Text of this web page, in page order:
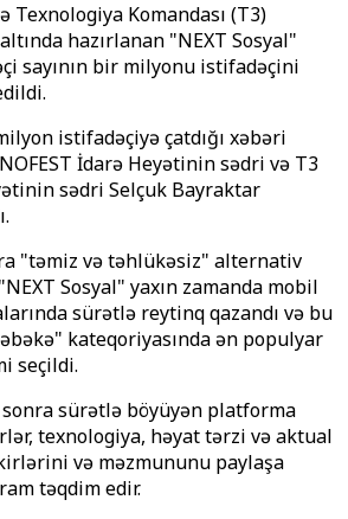
Texnologiya Komandası (T3)
hazırlanan "NEXT Sosyal"
sayının bir milyonu istifadəçini
istifadəçiyə çatdığı xəbəri
İdarə Heyətinin sədri və T3
sədri Selçuk Bayraktar
"təmiz və təhlükəsiz" alternativ
Sosyal" yaxın zamanda mobil
sürətlə reytinq qazandı və bu
kateqoriyasında ən populyar
seçildi.
sonra sürətlə böyüyən platforma
texnologiya, həyat tərzi və aktual
və məzmununu paylaşa
təqdim edir.